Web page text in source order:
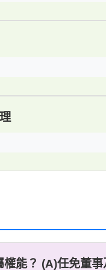
能？ (A)任免董